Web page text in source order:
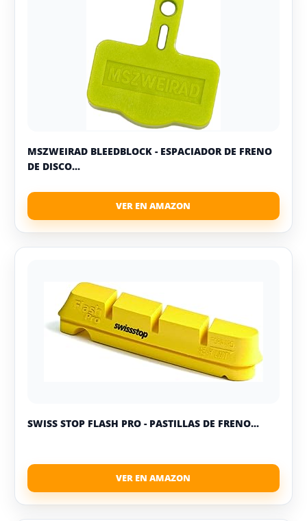
MSZWEIRAD BLEEDBLOCK - ESPACIADOR DE FRENO
DE DISCO...
SWISS STOP FLASH PRO - PASTILLAS DE FRENO...